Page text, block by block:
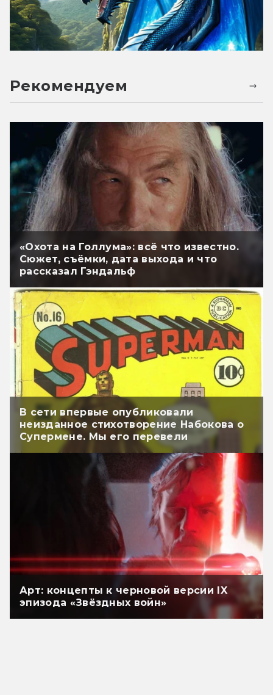
Рекомендуем
«Охота на Голлума»: всё что известно.
Сюжет, съёмки, дата выхода и что
рассказал Гэндальф
В сети впервые опубликовали
неизданное стихотворение Набокова о
Супермене. Мы его перевели
Арт: концепты к черновой версии IX
эпизода «Звёздных войн»